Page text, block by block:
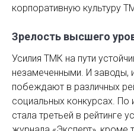
корпоративную культуру
Зрелость высшего
Усилия ТМК на пути
незамеченными. И заводы,
побеждают в различных
социальных конкурсах.
стала третьей в рейтинге